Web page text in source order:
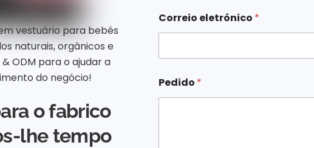
vestuário para bebés
naturais, orgânicos e
ODM para o ajudar a
do negócio!
o fabrico
lhe tempo
Correio eletrónico *
o
m
Pedido *